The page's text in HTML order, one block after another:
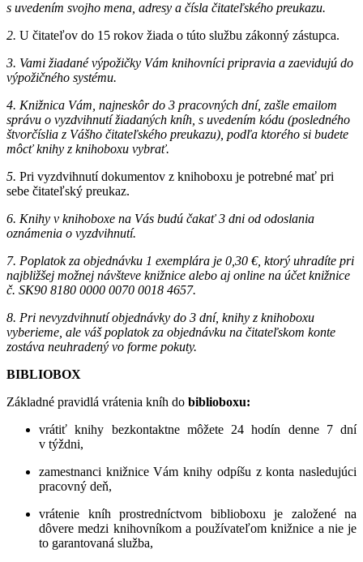
s uvedením svojho mena, adresy a čísla čitateľského preukazu.
2. U čitateľov do 15 rokov žiada o túto službu zákonný zástupca.
3. Vami žiadané výpožičky Vám knihovníci pripravia a zaevidujú do
výpožičného systému.
4. Knižnica Vám, najneskôr do 3 pracovných dní, zašle emailom
správu o vyzdvihnutí žiadaných kníh, s uvedením kódu (posledného
štvorčíslia z Vášho čitateľského preukazu), podľa ktorého si budete
môcť knihy z knihoboxu vybrať.
5. Pri vyzdvihnutí dokumentov z knihoboxu je potrebné mať pri
sebe čitateľský preukaz.
6. Knihy v knihoboxe na Vás budú čakať 3 dni od odoslania
oznámenia o vyzdvihnutí.
7. Poplatok za objednávku 1 exemplára je 0,30 €, ktorý uhradíte pri
najbližšej možnej návšteve knižnice alebo aj online na účet knižnice
č. SK90 8180 0000 0070 0018 4657.
8. Pri nevyzdvihnutí objednávky do 3 dní, knihy z knihoboxu
vyberieme, ale váš poplatok za objednávku na čitateľskom konte
zostáva neuhradený vo forme pokuty.
BIBLIOBOX
Základné pravidlá vrátenia kníh do biblioboxu:
vrátiť knihy bezkontaktne môžete 24 hodín denne 7 dní
v týždni,
zamestnanci knižnice Vám knihy odpíšu z konta nasledujúci
pracovný deň,
vrátenie kníh prostredníctvom biblioboxu je založené na
dôvere medzi knihovníkom a používateľom knižnice a nie je
to garantovaná služba,